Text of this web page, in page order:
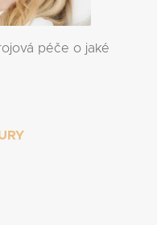
péče o jaké